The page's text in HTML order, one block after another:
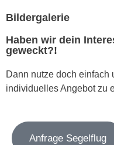
Bildergalerie
Haben wir dein
geweckt?!
Dann nutze doch einfach
individuelles Angebot zu
Anfrage Segelflug